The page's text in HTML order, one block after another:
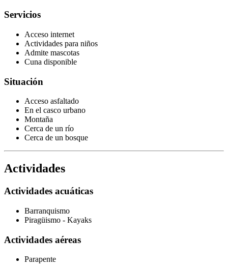
Servicios
Acceso internet
Actividades para niños
Admite mascotas
Cuna disponible
Situación
Acceso asfaltado
En el casco urbano
Montaña
Cerca de un río
Cerca de un bosque
Actividades
Actividades acuáticas
Barranquismo
Piragüismo - Kayaks
Actividades aéreas
Parapente